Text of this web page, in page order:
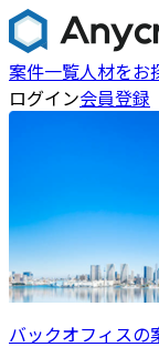
案件一覧人材をお
ログイン会員登録
バックオフィスの